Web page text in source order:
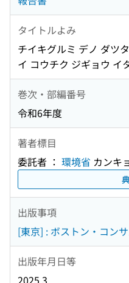
タイトルよみ
チイキグルミ デノ ダツ
イ コウチク ジギョウ イ
巻次・部編番号
令和6年度
著者標目
委託者 ： 環境省 カンキ
出版事項
[東京] : ボストン・コン
出版年月日等
2025.3